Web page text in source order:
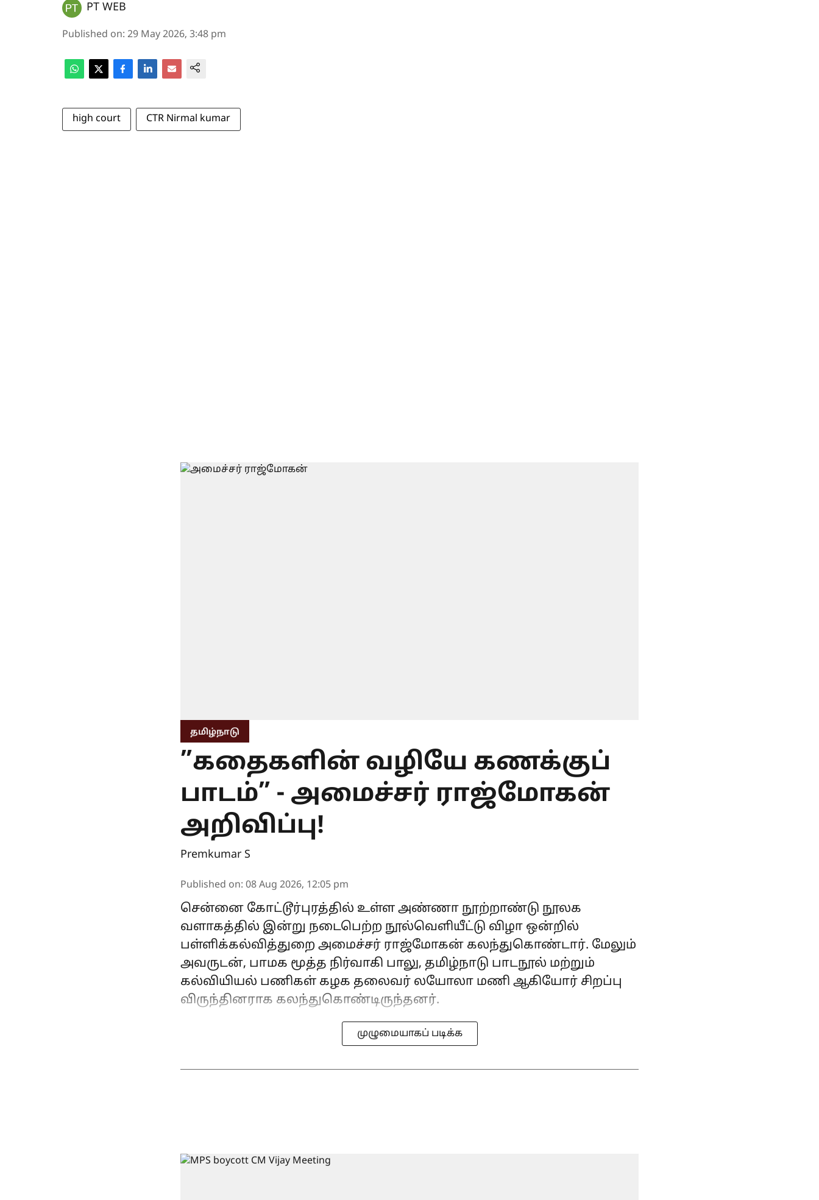
PT WEB
Published on: 29 May 2026, 3:48 pm
high court CTR Nirmal kumar
தமிழ்நாடு
”கதைகளின் வழியே கணக்குப்
பாடம்” - அமைச்சர் ராஜ்மோகன்
அறிவிப்பு!
Premkumar S
Published on: 08 Aug 2026, 12:05 pm
சென்னை கோட்டூர்புரத்தில் உள்ள அண்ணா நூற்றாண்டு நூலக
வளாகத்தில் இன்று நடைபெற்ற நூல்வெளியீட்டு விழா ஒன்றில்
பள்ளிக்கல்வித்துறை அமைச்சர் ராஜ்மோகன் கலந்துகொண்டார். மேலும்
அவருடன், பாமக மூத்த நிர்வாகி பாலு, தமிழ்நாடு பாடநூல் மற்றும்
கல்வியியல் பணிகள் கழக தலைவர் லயோலா மணி ஆகியோர் சிறப்பு
விருந்தினராக கலந்துகொண்டிருந்தனர்.
முழுமையாகப் படிக்க